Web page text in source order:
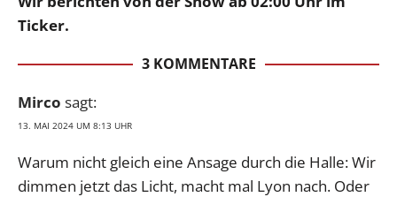
Ticker.
3 KOMMENTARE
Mirco sagt:
13. MAI 2024 UM 8:13 UHR
Warum nicht gleich eine Ansage durch die Halle: Wir
dimmen jetzt das Licht, macht mal Lyon nach. Oder